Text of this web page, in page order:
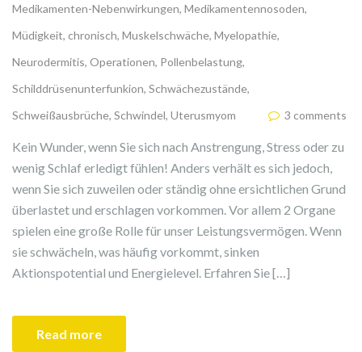
Medikamenten-Nebenwirkungen, Medikamentennosoden,
Müdigkeit, chronisch, Muskelschwäche, Myelopathie,
Neurodermitis, Operationen, Pollenbelastung,
Schilddrüsenunterfunkion, Schwächezustände,
Schweißausbrüche, Schwindel, Uterusmyom 3 comments
Kein Wunder, wenn Sie sich nach Anstrengung, Stress oder zu
wenig Schlaf erledigt fühlen! Anders verhält es sich jedoch,
wenn Sie sich zuweilen oder ständig ohne ersichtlichen Grund
überlastet und erschlagen vorkommen. Vor allem 2 Organe
spielen eine große Rolle für unser Leistungsvermögen. Wenn
sie schwächeln, was häufig vorkommt, sinken
Aktionspotential und Energielevel. Erfahren Sie […]
Read more